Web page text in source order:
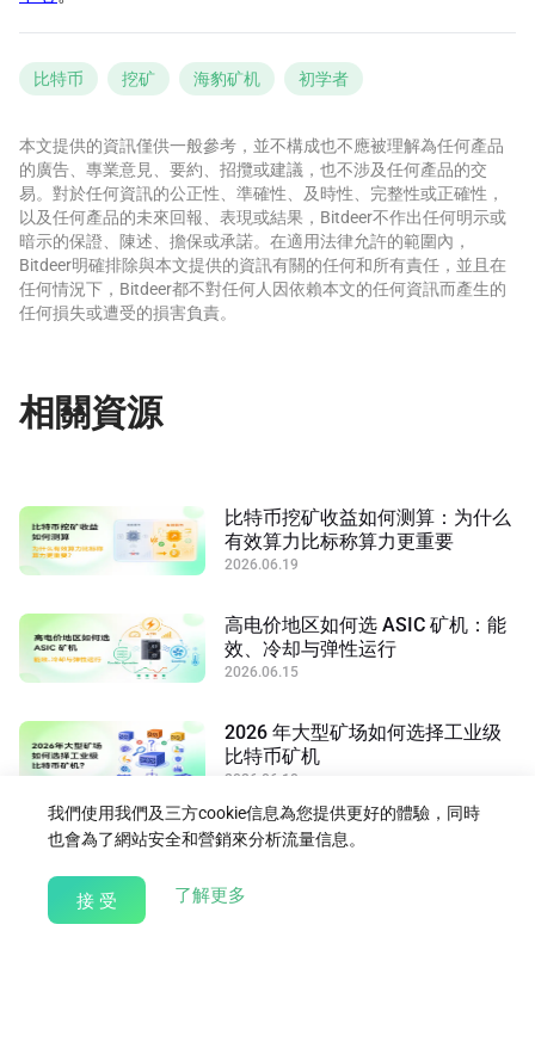
比特币 挖矿 海豹矿机 初学者
本文提供的資訊僅供一般參考，並不構成也不應被理解為任何產品
的廣告、專業意見、要約、招攬或建議，也不涉及任何產品的交
易。對於任何資訊的公正性、準確性、及時性、完整性或正確性，
以及任何產品的未來回報、表現或結果，Bitdeer不作出任何明示或
暗示的保證、陳述、擔保或承諾。在適用法律允許的範圍內，
Bitdeer明確排除與本文提供的資訊有關的任何和所有責任，並且在
任何情況下，Bitdeer都不對任何人因依賴本文的任何資訊而產生的
任何損失或遭受的損害負責。
相關資源
比特币挖矿收益如何测算：为什么
有效算力比标称算力更重要
2026.06.19
高电价地区如何选 ASIC 矿机：能
效、冷却与弹性运行
2026.06.15
2026 年大型矿场如何选择工业级
比特币矿机
2026.06.10
返回學習
我們使用我們及三方cookie信息為您提供更好的體驗，同時
也會為了網站安全和營銷來分析流量信息。
接 受 了解更多